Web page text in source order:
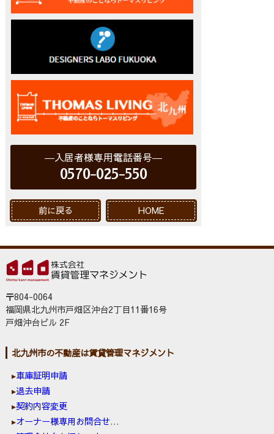
入居者様専用電話番号
0570-025-550
前に戻る HOME
〒804-0064
福岡県北九州市戸畑区沖台2丁目11番16号
戸畑沖台ビル 2F
北九州市の不動産は賃貸管理マネジメント
車庫証明申請
退去申請
契約内容変更
オーナー様専用お問合せ窓口